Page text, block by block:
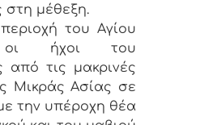
στη μέθεξη.
του Αγίου
οι ήχοι του
από τις μακρινές
Μικράς Ασίας σε
την υπέροχη θέα